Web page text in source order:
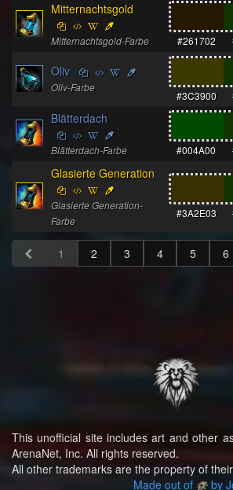
Mitternachtsgold
Mitternachtsgold-Farbe
#261702
Oliv
Oliv-Farbe
#3C3900
Blätterdach
Blätterdach-Farbe
#004A00
Glasierte Generation
Glasierte Generation-
Farbe
#3A2E03
1 2 3 4 5 6
This unofficial site includes art and other
ArenaNet, Inc. All rights reserved.
All other trademarks are the property of
Made out of
by